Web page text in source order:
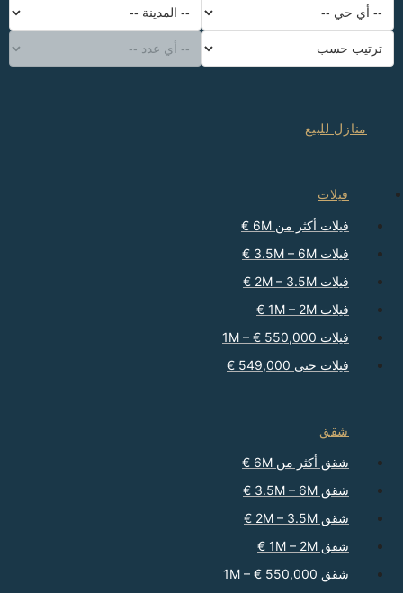
-- نوع العقار --
المنطقة
-- المدينة --
-- أي حي --
-- أي عدد --
ترتيب حسب
منازل للبيع
فيلات
فيلات أكثر من 6M €
فيلات 3.5M – 6M €
فيلات 2M – 3.5M €
فيلات 1M – 2M €
فيلات 550,000 € – 1M
فيلات حتى 549,000 €
شقق
شقق أكثر من 6M €
شقق 3.5M – 6M €
شقق 2M – 3.5M €
شقق 1M – 2M €
شقق 550,000 € – 1M